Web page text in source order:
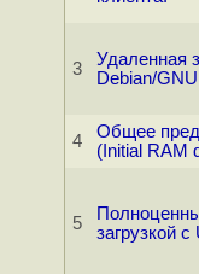
3
Удаленная
Debian/
4
Общее
(Initial RAM
5
загрузкой